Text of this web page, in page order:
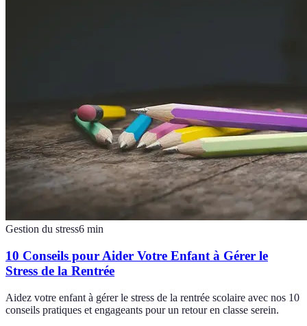
Gestion du stress6 min
10 Conseils pour Aider Votre Enfant à Gérer le
Stress de la Rentrée
Aidez votre enfant à gérer le stress de la rentrée scolaire avec nos 10
conseils pratiques et engageants pour un retour en classe serein.